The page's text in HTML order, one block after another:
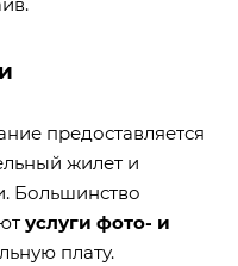
предоставляется
жилет и
Большинство
услуги фото- и
плату.